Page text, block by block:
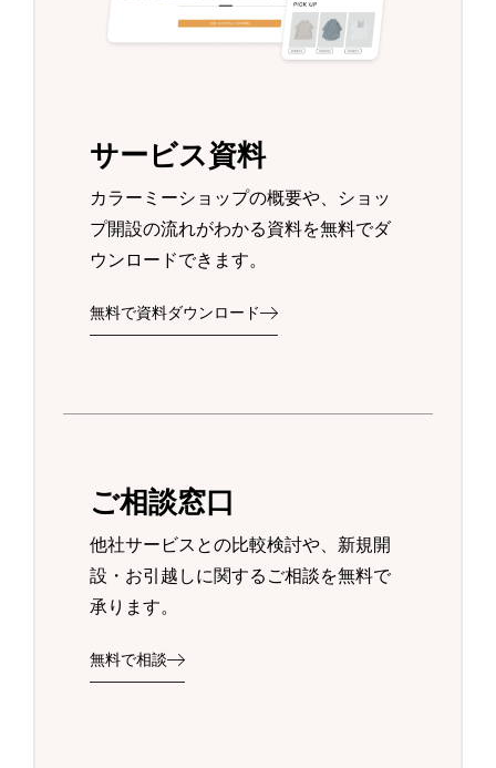
サービス資料
カラーミーショップの概要や、ショッ
プ開設の流れがわかる資料を無料でダ
ウンロードできます。
無料で資料ダウンロード
ご相談窓口
他社サービスとの比較検討や、新規開
設・お引越しに関するご相談を無料で
承ります。
無料で相談